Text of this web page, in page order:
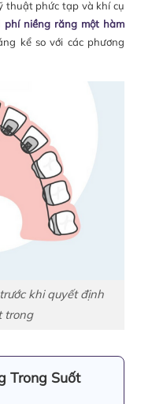
thuật phức tạp và khí cụ
phí niềng răng một hàm
kể so với các phương
khi quyết định
trong
Trong Suốt